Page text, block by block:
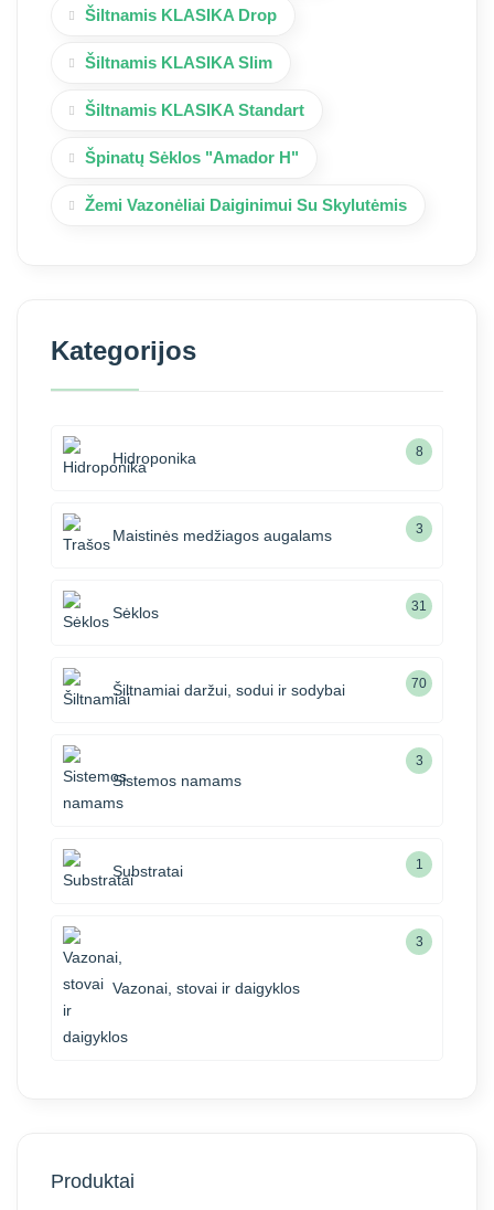
Šiltnamis KLASIKA Drop
Šiltnamis KLASIKA Slim
Šiltnamis KLASIKA Standart
Špinatų Sėklos "Amador H"
Žemi Vazonėliai Daiginimui Su Skylutėmis
Kategorijos
Hidroponika 8
Maistinės medžiagos augalams 3
Sėklos 31
Šiltnamiai daržui, sodui ir sodybai 70
Sistemos namams
3
Substratai 1
Vazonai, stovai ir daigyklos
3
Produktai